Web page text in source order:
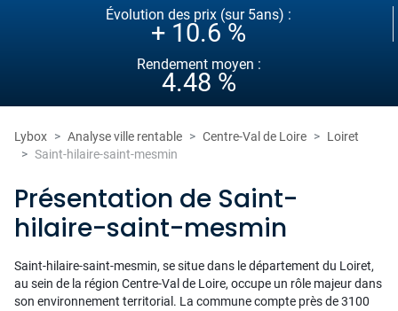
Évolution des prix (sur 5ans) :
+ 10.6 %
Rendement moyen :
4.48 %
Lybox Analyse ville rentable Centre-Val de Loire
Loiret
Saint-hilaire-saint-mesmin
Présentation de Saint-
hilaire-saint-mesmin
Saint-hilaire-saint-mesmin, se situe dans le département du Loiret,
au sein de la région Centre-Val de Loire, occupe un rôle majeur dans
son environnement territorial. La commune compte près de 3100